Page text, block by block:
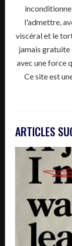
l'admettre,
viscéral et le
jamais gratuite
avec une force
Ce site est
ARTICLES